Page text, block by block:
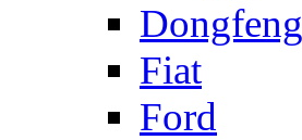
Dongfeng
Fiat
Ford